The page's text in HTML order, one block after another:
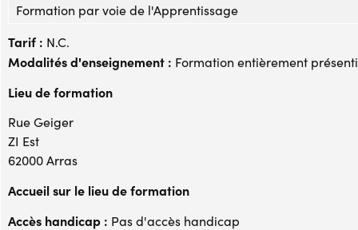
Formation par voie de l'Apprentissage
Tarif : N.C.
Modalités d'enseignement : Formation entièrement
Lieu de formation
Rue Geiger
ZI Est
62000 Arras
Accueil sur le lieu de formation
Accès handicap : Pas d'accès handicap